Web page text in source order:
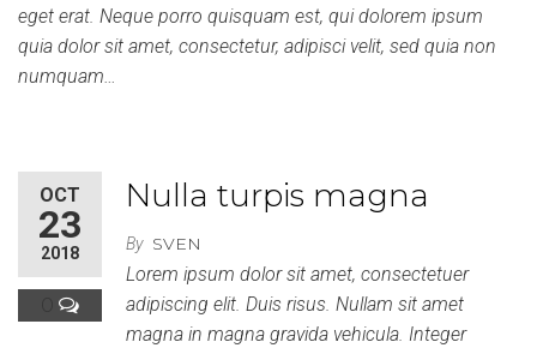
eget erat. Neque porro quisquam est, qui dolorem ipsum
quia dolor sit amet, consectetur, adipisci velit, sed quia non
numquam…
OCT
23
2018
Nulla turpis magna
By SVEN
Lorem ipsum dolor sit amet, consectetuer
adipiscing elit. Duis risus. Nullam sit amet
magna in magna gravida vehicula. Integer